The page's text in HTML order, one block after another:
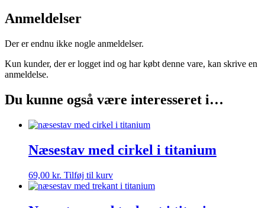
Anmeldelser
Der er endnu ikke nogle anmeldelser.
Kun kunder, der er logget ind og har købt denne vare, kan skrive en
anmeldelse.
Du kunne også være interesseret i…
Næsestav med cirkel i titanium
69,00 kr. Tilføj til kurv